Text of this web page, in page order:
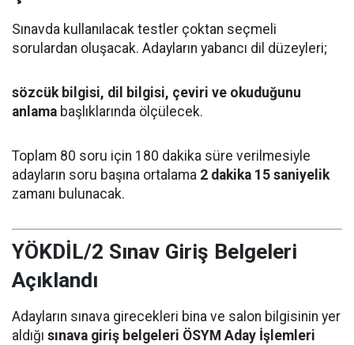
Sınavda kullanılacak testler çoktan seçmeli
sorulardan oluşacak. Adayların yabancı dil düzeyleri;
sözcük bilgisi, dil bilgisi, çeviri ve okuduğunu
anlama başlıklarında ölçülecek.
Toplam 80 soru için 180 dakika süre verilmesiyle
adayların soru başına ortalama 2 dakika 15 saniyelik
zamanı bulunacak.
YÖKDİL/2 Sınav Giriş Belgeleri
Açıklandı
Adayların sınava girecekleri bina ve salon bilgisinin yer
aldığı sınava giriş belgeleri ÖSYM Aday İşlemleri